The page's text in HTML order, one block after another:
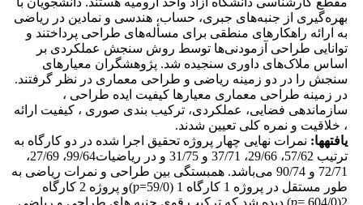
بهره‌گیری از جنبه‌های جبری، حساب، هندسی و نمادین در ریاضی
به ارائه راهکارهای منطقی برای مسأله‌های طراحی پرداختند و
توانایی طراحی آزمودنی‌ها توسط روش سنجش عملکردی بر
اساس ملاک‌های داوری سنجیده شد. پژوهشگران معیارهای
سنجش را در دو زمینه ریاضی و طراحی معماری در نظر گرفتند.
در زمینه طراحی معماری معیارها کیفیت ایده طراحی ،
سازماندهی فضایی، عملکردی، ترکیب بندی صوری ، کیفیت ارائه
، خلاقیت و نمره کلی تعیین شدند.
یافتهها: نمرات نهایی چهار پروژه تحقیق اجرا شده در دو کارگاه به
ترتیب 57/62، 29/66، 37/71 و 31/75 و در ریاضیات99/64، 27/69،
72/71 و 90/74 می‌باشد. همبستگی بین طراحی و نمرات ریاضی به
طور مستقل در پروژه 1 کارگاه 1 (59/0=ƿ)و پروژه 2 کارگاه
2(604/0 =ƿ) دیده شد که ترکیب قوی جنبه های طراحی و ریاضی